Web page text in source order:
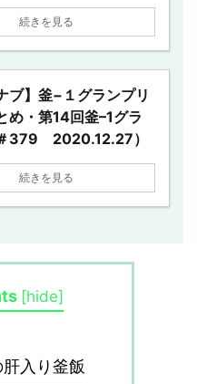
続きを見る
ブ】釜−１グランプリ
め・第14回釜–1グラ
379 2020.12.27）
続きを見る
[hide]
入り釜飯